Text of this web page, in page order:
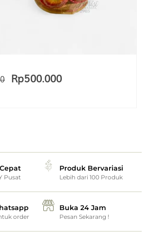
Rp500.000
Pusat
Produk Bervariasi
Lebih dari 100 Produk
order
Buka 24 Jam
Pesan Sekarang !